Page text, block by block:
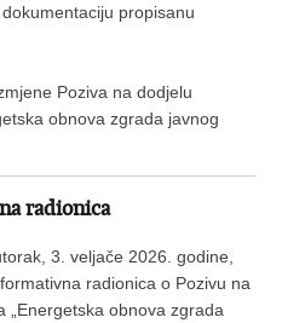
propisanu
Poziva na dodjelu
obnova zgrada javnog
radionica
3. veljače 2026. godine,
radionica o Pozivu na
„Energetska obnova zgrada